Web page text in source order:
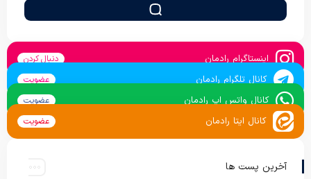
اینستاگرام رادمان دنبال کردن
کانال تلگرام رادمان عضویت
کانال واتس اپ رادمان عضویت
کانال ایتا رادمان عضویت
آخرین پست ها